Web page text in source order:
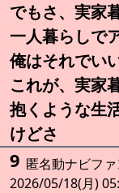
でもさ、実家
一人暮らしで
俺はそれでい
これが、実家
抱くような生
けどさ
9 匿名動ナビフ
2026/05/18(月)